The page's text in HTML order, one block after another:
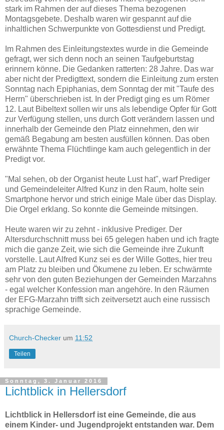
stark im Rahmen der auf dieses Thema bezogenen
Montagsgebete. Deshalb waren wir gespannt auf die
inhaltlichen Schwerpunkte von Gottesdienst und Predigt.
Im Rahmen des Einleitungstextes wurde in die Gemeinde
gefragt, wer sich denn noch an seinen Taufgeburtstag
erinnern könne. Die Gedanken ratterten: 28 Jahre. Das war
aber nicht der Predigttext, sondern die Einleitung zum ersten
Sonntag nach Epiphanias, dem Sonntag der mit "Taufe des
Herrn" überschrieben ist. In der Predigt ging es um Römer
12. Laut Bibeltext sollen wir uns als lebendige Opfer für Gott
zur Verfügung stellen, uns durch Gott verändern lassen und
innerhalb der Gemeinde den Platz einnehmen, den wir
gemäß Begabung am besten ausfüllen können. Das oben
erwähnte Thema Flüchtlinge kam auch gelegentlich in der
Predigt vor.
"Mal sehen, ob der Organist heute Lust hat", warf Prediger
und Gemeindeleiter Alfred Kunz in den Raum, holte sein
Smartphone hervor und strich einige Male über das Display.
Die Orgel erklang. So konnte die Gemeinde mitsingen.
Heute waren wir zu zehnt - inklusive Prediger. Der
Altersdurchschnitt muss bei 65 gelegen haben und ich fragte
mich die ganze Zeit, wie sich die Gemeinde ihre Zukunft
vorstelle. Laut Alfred Kunz sei es der Wille Gottes, hier treu
am Platz zu bleiben und Ökumene zu leben. Er schwärmte
sehr von den guten Beziehungen der Gemeinden Marzahns
- egal welcher Konfession man angehöre. In den Räumen
der EFG-Marzahn trifft sich zeitversetzt auch eine russisch
sprachige Gemeinde.
Church-Checker um 11:52
Teilen
Sonntag, 3. Januar 2016
Lichtblick in Hellersdorf
Lichtblick in Hellersdorf ist eine Gemeinde, die aus
einem Kinder- und Jugendprojekt entstanden war. Dem